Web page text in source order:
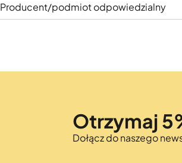
Producent/podmiot odpowiedzialny
Otrzymaj
Dołącz do naszego